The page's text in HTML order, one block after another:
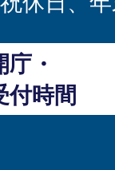
庁・
付時間